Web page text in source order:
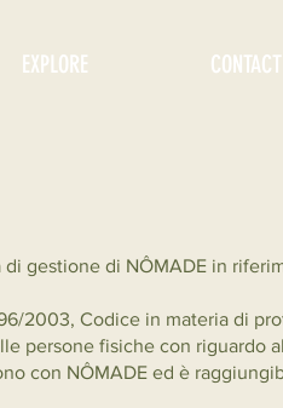
EXPLORE CONTACT
gestione di NÔMADE in
2003, Codice in materia di
persone fisiche con riguardo
con NÔMADE ed è